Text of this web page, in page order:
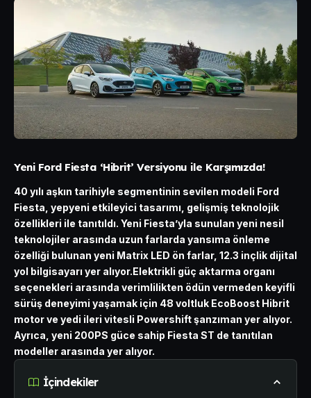
Yeni Ford Fiesta ‘Hibrit’ Versiyonu ile Karşımızda!
40 yılı aşkın tarihiyle segmentinin sevilen modeli Ford
Fiesta, yepyeni etkileyici tasarımı, gelişmiş teknolojik
özellikleri ile tanıtıldı. Yeni Fiesta’yla sunulan yeni nesil
teknolojiler arasında uzun farlarda yansıma önleme
özelliği bulunan yeni Matrix LED ön farlar, 12.3 inçlik dijital
yol bilgisayarı yer alıyor.Elektrikli güç aktarma organı
seçenekleri arasında verimlilikten ödün vermeden keyifli
sürüş deneyimi yaşamak için 48 voltluk EcoBoost Hibrit
motor ve yedi ileri vitesli Powershift şanzıman yer alıyor.
Ayrıca, yeni 200PS güce sahip Fiesta ST de tanıtılan
modeller arasında yer alıyor.
İçindekiler